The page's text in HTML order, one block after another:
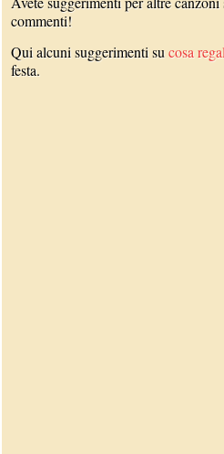
commenti!
Qui alcuni suggerimenti sucosa
festa.